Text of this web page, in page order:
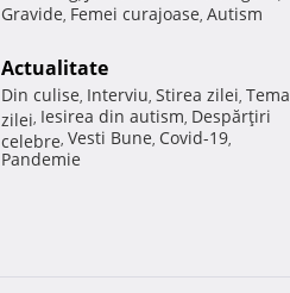
Gravide, Femei curajoase, Autism
Actualitate
Din culise, Interviu, Stirea zilei, Tema
zilei, Iesirea din autism, Despărţiri
celebre, Vesti Bune, Covid-19,
Pandemie